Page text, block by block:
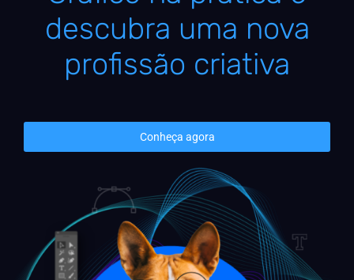
descubra uma nova
profissão criativa
Conheça agora